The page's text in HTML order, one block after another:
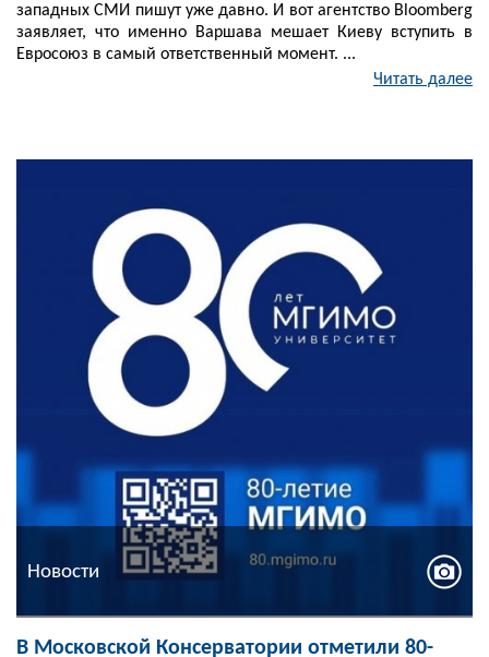
западных СМИ пишут уже давно. И вот агентство Bloomberg
заявляет, что именно Варшава мешает Киеву вступить в
Евросоюз в самый ответственный момент. ...
Читать далее
Новости
В Московской Консерватории отметили 80-